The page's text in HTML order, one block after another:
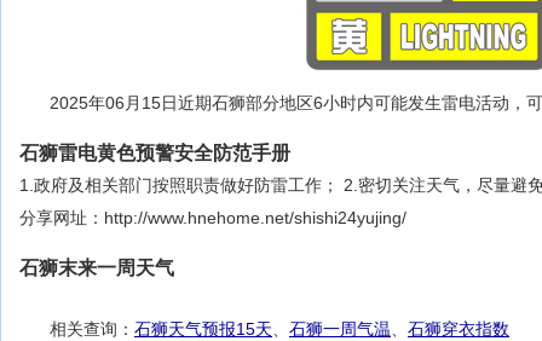
2025年06月15日近期石狮部分地区6小时内可能发生雷电活动，
石狮雷电黄色预警安全防范手册
1.政府及相关部门按照职责做好防雷工作； 2.密切关注天气，尽量避
分享网址：http://www.hnehome.net/shishi24yujing/
石狮末来一周天气
相关查询： 石狮天气预报15天 石狮一周气温 石狮穿衣指数